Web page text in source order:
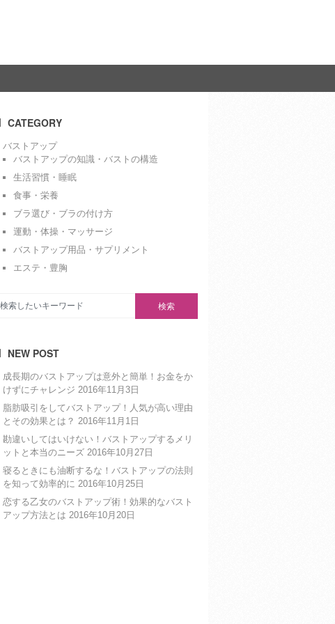
CATEGORY
バストアップ
バストアップの知識・バストの構造
生活習慣・睡眠
食事・栄養
ブラ選び・ブラの付け方
運動・体操・マッサージ
バストアップ用品・サプリメント
エステ・豊胸
NEW POST
成長期のバストアップは意外と簡単！お金をか
けずにチャレンジ 2016年11月3日
脂肪吸引をしてバストアップ！人気が高い理由
とその効果とは？ 2016年11月1日
勘違いしてはいけない！バストアップするメリ
ットと本当のニーズ 2016年10月27日
寝るときにも油断するな！バストアップの法則
を知って効率的に 2016年10月25日
恋する乙女のバストアップ術！効果的なバスト
アップ方法とは 2016年10月20日